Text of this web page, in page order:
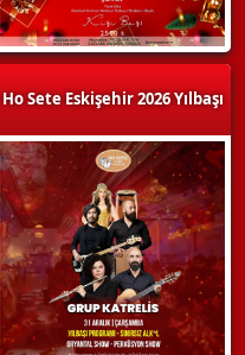
Ho Sete Eskişehir 2026 Yılbaşı